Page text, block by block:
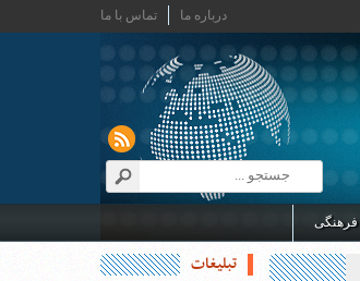
تماس با ما درباره ما
فرهنگی
تبلیغات